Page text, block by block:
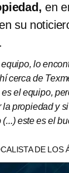
en
su
equipo, lo
cerca de
el equipo,
la propiedad y
(...) este es el
DE LOS